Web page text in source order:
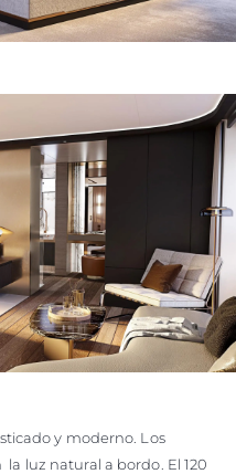
y moderno. Los
luz natural a bordo. El 120